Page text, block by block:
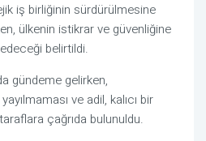
iş birliğinin sürdürülmesine
ülkenin istikrar ve güvenliğine
belirtildi.
gündeme gelirken,
ve adil, kalıcı bir
çağrıda bulunuldu.